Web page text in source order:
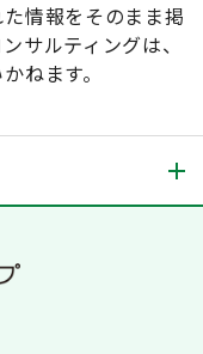
情報をそのまま掲
サルティングは、
ねます。